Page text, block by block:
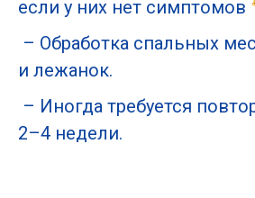
если у них нет симптомов
– Обработка спальных
и лежанок.
– Иногда требуется
2–4 недели.